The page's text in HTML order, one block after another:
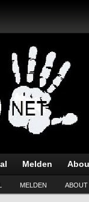
Melden
MELDEN ABOUT